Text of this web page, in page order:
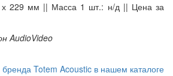
х 229 мм || Масса 1 шт.: н/д || Цена за
AudioVideo
Totem Acoustic в нашем каталоге